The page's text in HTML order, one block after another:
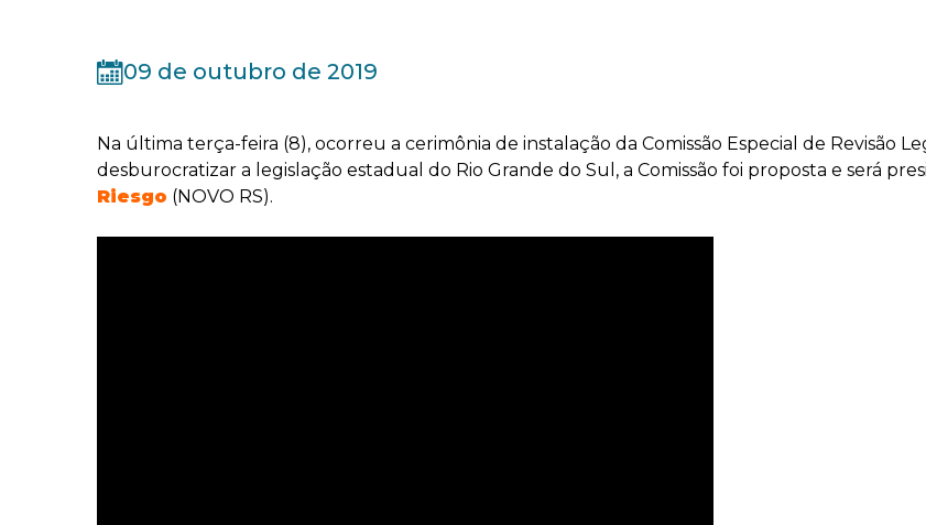
09 de outubro de 2019
Na última terça-feira (8), ocorreu a cerimônia de instalação da Comissão Especial de Revisão
desburocratizar a legislação estadual do Rio Grande do Sul, a Comissão foi proposta e será
Riesgo (NOVO RS).